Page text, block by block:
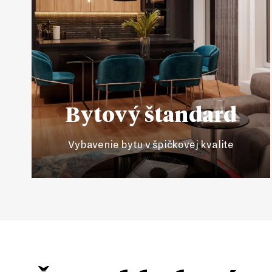
Bytový štandard
Vybavenie bytu v špičkovej kvalite